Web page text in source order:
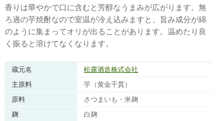
香りは華やかで口に含むと芳醇なうまみが広がります。無
ろ過の芋焼酎なので室温が冷え込みますと、旨み成分が綿
のように集まってオリが出ることがあります。温めたり良
く振ると溶けてなくなります。
蔵元名
松露酒造株式会社
主原料
芋（黄金千貫）
原料
さつまいも・米麹
麹
白麹